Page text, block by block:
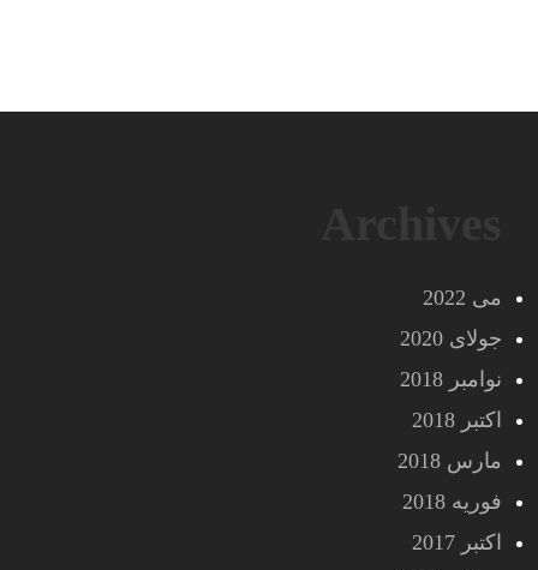
می 2022
جولای 2020
نوامبر 2018
اکتبر 2018
مارس 2018
فوریه 2018
اکتبر 2017